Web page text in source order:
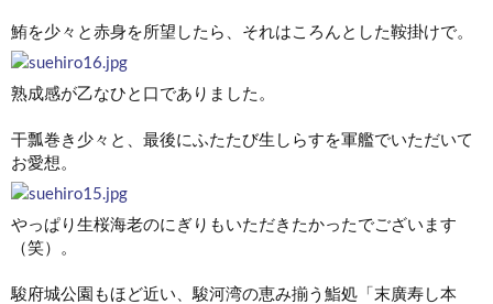
鮪を少々と赤身を所望したら、それはころんとした鞍掛けで。
熟成感が乙なひと口でありました。
干瓢巻き少々と、最後にふたたび生しらすを軍艦でいただいて
お愛想。
やっぱり生桜海老のにぎりもいただきたかったでございます
（笑）。
駿府城公園もほど近い、駿河湾の恵み揃う鮨処「末廣寿し本